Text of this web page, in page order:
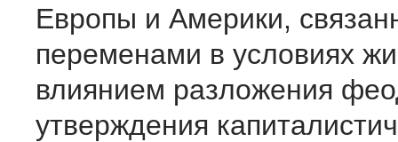
Европы и Америки,
переменами в условиях
влиянием разложения
утверждения